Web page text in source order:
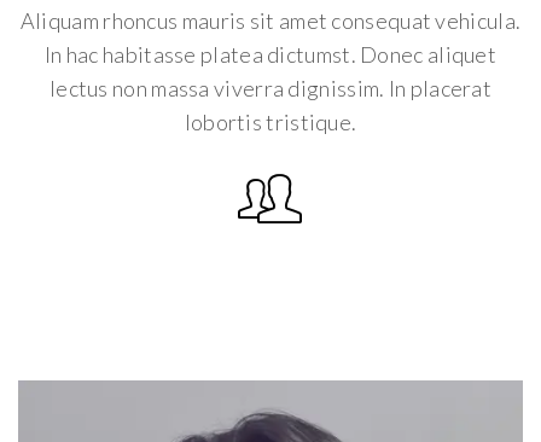
Aliquam rhoncus mauris sit amet consequat vehicula.
In hac habitasse platea dictumst. Donec aliquet
lectus non massa viverra dignissim. In placerat
lobortis tristique.